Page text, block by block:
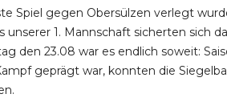
Spiel gegen Obersülzen verlegt
unserer 1. Mannschaft sicherten sich
den 23.08 war es endlich soweit:
geprägt war, konnten die